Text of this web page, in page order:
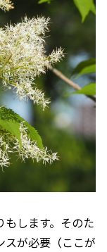
します。そのた
スが必要（ここが